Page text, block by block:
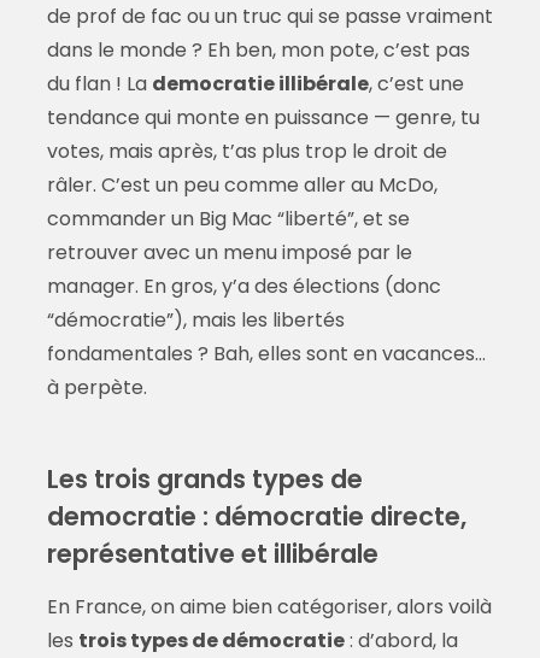
de prof de fac ou un truc qui se passe vraiment
dans le monde ? Eh ben, mon pote, c’est pas
du flan ! La democratie illibérale, c’est une
tendance qui monte en puissance — genre, tu
votes, mais après, t’as plus trop le droit de
râler. C’est un peu comme aller au McDo,
commander un Big Mac “liberté”, et se
retrouver avec un menu imposé par le
manager. En gros, y’a des élections (donc
“démocratie”), mais les libertés
fondamentales ? Bah, elles sont en vacances…
à perpète.
Les trois grands types de
democratie : démocratie directe,
représentative et illibérale
En France, on aime bien catégoriser, alors voilà
les trois types de démocratie: d’abord, la